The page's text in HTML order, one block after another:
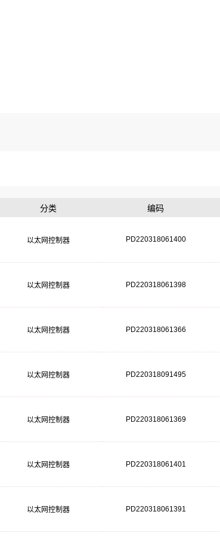
分类 编码
以太网控制器 PD220318061400
以太网控制器 PD220318061398
以太网控制器 PD220318061366
以太网控制器 PD220318091495
以太网控制器 PD220318061369
以太网控制器 PD220318061401
以太网控制器 PD220318061391